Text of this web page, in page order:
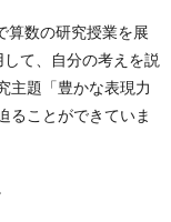
数の研究授業を展
て、自分の考えを説
主題「豊かな表現力
ることができていま